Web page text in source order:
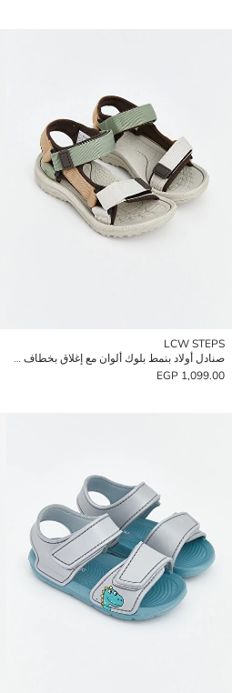
LCW STEPS
صنادل أولاد بنمط بلوك ألوان مع إغلاق بخطاف وحلقة
1,099.00 EGP